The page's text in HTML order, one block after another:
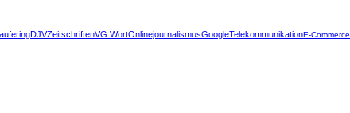
DJVZeitschriftenVG WortOnlinejournalismusGoogleTelekommunikationE-Commerce